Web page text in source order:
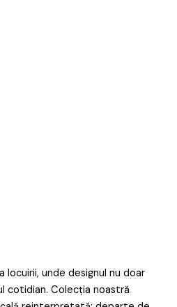
locuirii, unde designul nu doar
cotidian. Colecția noastră